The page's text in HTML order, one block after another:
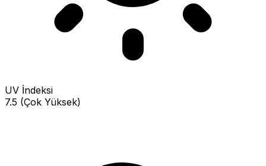
UV İndeksi
7.5 (Çok Yüksek)